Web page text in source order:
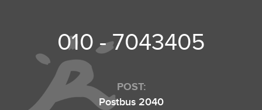
010 - 7043405
POST:
Postbus 2040